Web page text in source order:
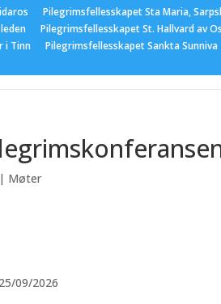
Pilegrimsfellesskapet Sta Maria,
Pilegrimsfellesskapet St. Hallvard av
i Tinn
Pilegrimsfellesskapet Sankta Sunniva
| Møter
09/2026